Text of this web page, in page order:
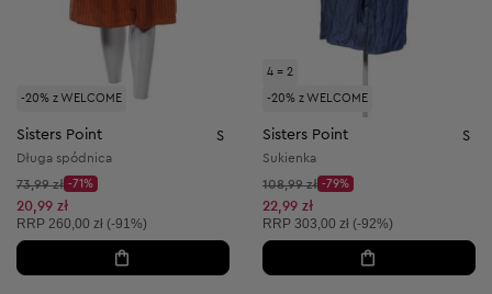
-20% z WELCOME
Sisters Point S
Długa spódnica
Cena początkowa:
73,99 zł
Discount Price:
-71%
Obniżona cena:
20,99 zł
Cena sugerowana:
RRP 260,00 zł (-91%)
4 = 2
-20% z WELCOME
Sisters Point S
Sukienka
Cena początkowa:
108,99 zł
Discount Price:
-79%
Obniżona cena:
22,99 zł
Cena sugerowana:
RRP 303,00 zł (-92%)